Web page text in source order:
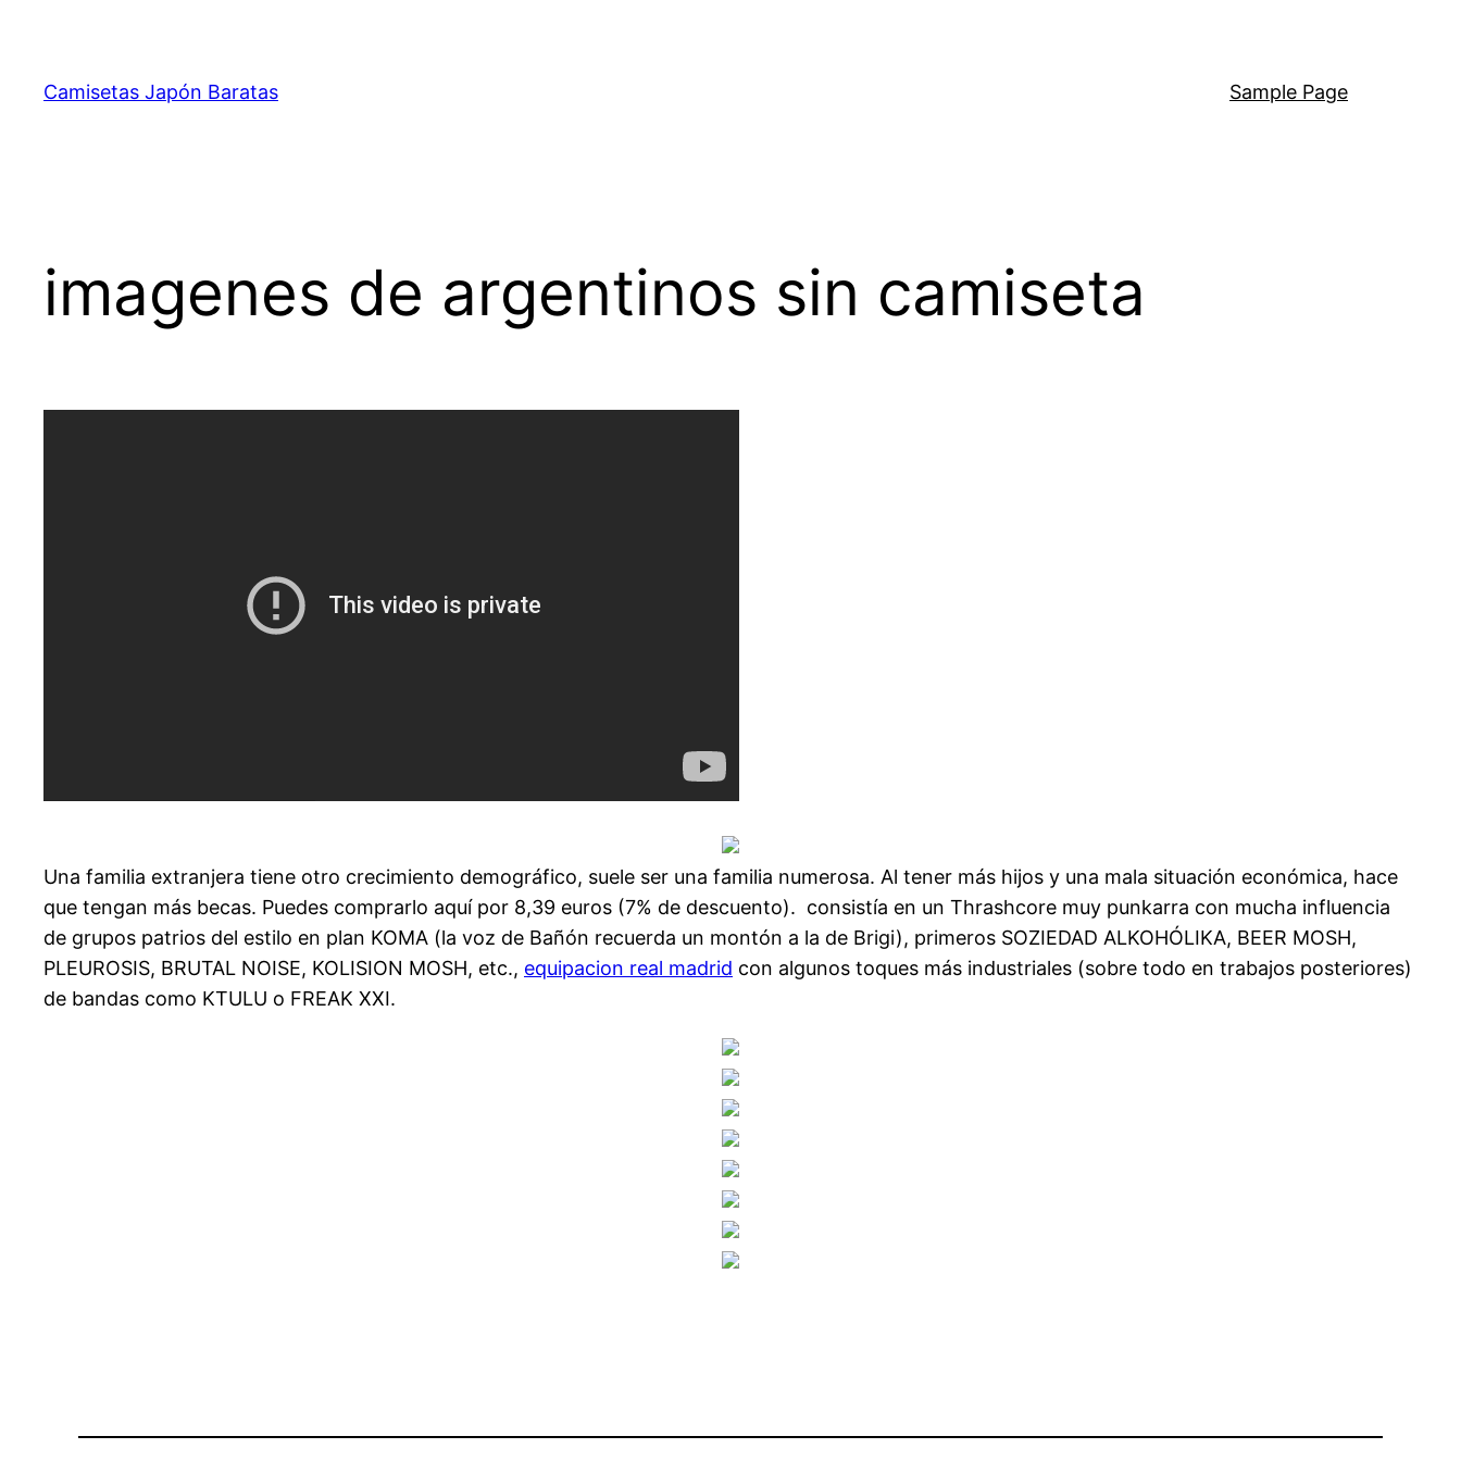
contenido
Camisetas Japón Baratas Sample Page
imagenes de argentinos sin camiseta
Una familia extranjera tiene otro crecimiento demográfico, suele ser una familia numerosa. Al tener más hijos y una mala situación económica, hace
que tengan más becas. Puedes comprarlo aquí por 8,39 euros (7% de descuento).  consistía en un Thrashcore muy punkarra con mucha influencia
de grupos patrios del estilo en plan KOMA (la voz de Bañón recuerda un montón a la de Brigi), primeros SOZIEDAD ALKOHÓLIKA, BEER MOSH,
PLEUROSIS, BRUTAL NOISE, KOLISION MOSH, etc., equipacion real madrid con algunos toques más industriales (sobre todo en trabajos posteriores)
de bandas como KTULU o FREAK XXI.